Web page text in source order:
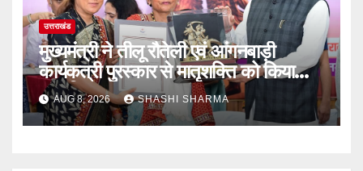
उत्तराखंड
मुख्यमंत्री ने तीलू रौतेली एवं आंगनबाड़ी
कार्यकत्री पुरस्कार से मातृशक्ति को किया
सम्मानित
AUG 8, 2026 SHASHI SHARMA